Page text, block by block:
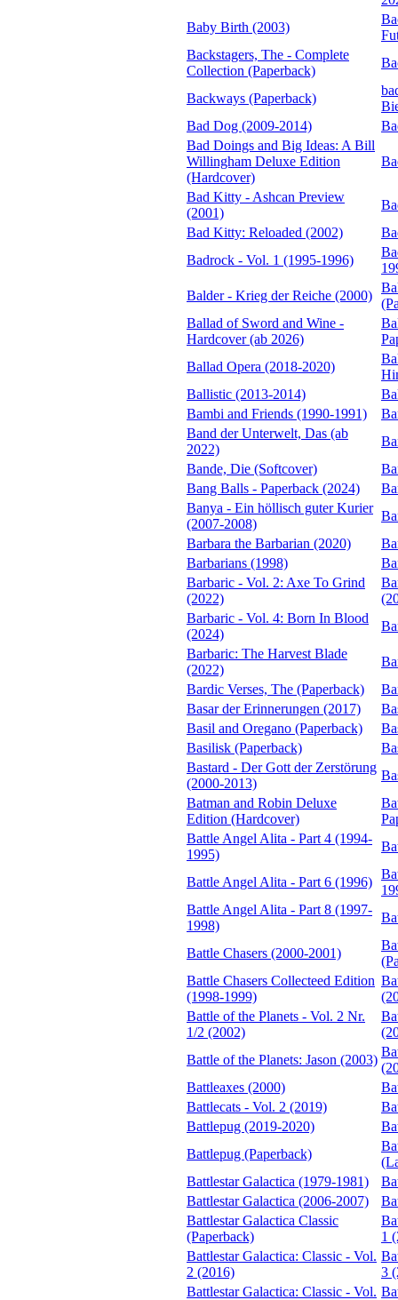
Baby Birth (2003)
Backstagers, The - Complete
Collection (Paperback)
Backways (Paperback)
Bad Dog (2009-2014)
Bad Doings and Big Ideas: A Bill
Willingham Deluxe Edition
(Hardcover)
Bad Kitty - Ashcan Preview
(2001)
Bad Kitty: Reloaded (2002)
Badrock - Vol. 1 (1995-1996)
Balder - Krieg der Reiche (2000)
Ballad of Sword and Wine -
Hardcover (ab 2026)
Ballad Opera (2018-2020)
Ballistic (2013-2014)
Bambi and Friends (1990-1991)
Band der Unterwelt, Das (ab
2022)
Bande, Die (Softcover)
Bang Balls - Paperback (2024)
Banya - Ein höllisch guter Kurier
(2007-2008)
Barbara the Barbarian (2020)
Barbarians (1998)
Barbaric - Vol. 2: Axe To Grind
(2022)
Barbaric - Vol. 4: Born In Blood
(2024)
Barbaric: The Harvest Blade
(2022)
Bardic Verses, The (Paperback)
Basar der Erinnerungen (2017)
Basil and Oregano (Paperback)
Basilisk (Paperback)
Bastard - Der Gott der Zerstörung
(2000-2013)
Batman and Robin Deluxe
Edition (Hardcover)
Battle Angel Alita - Part 4 (1994-
1995)
Battle Angel Alita - Part 6 (1996)
Battle Angel Alita - Part 8 (1997-
1998)
Battle Chasers (2000-2001)
Battle Chasers Collecteed Edition
(1998-1999)
Battle of the Planets - Vol. 2 Nr.
1/2 (2002)
Battle of the Planets: Jason (2003)
Battleaxes (2000)
Battlecats - Vol. 2 (2019)
Battlepug (2019-2020)
Battlepug (Paperback)
Battlestar Galactica (1979-1981)
Battlestar Galactica (2006-2007)
Battlestar Galactica Classic
(Paperback)
1
Battlestar Galactica: Classic - Vol.
2 (2016)
3
Battlestar Galactica: Classic - Vol.